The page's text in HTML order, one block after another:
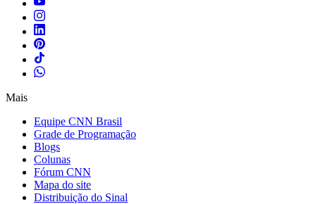
Mais
Equipe CNN Brasil
Grade de Programação
Blogs
Colunas
Fórum CNN
Mapa do site
Distribuição do Sinal